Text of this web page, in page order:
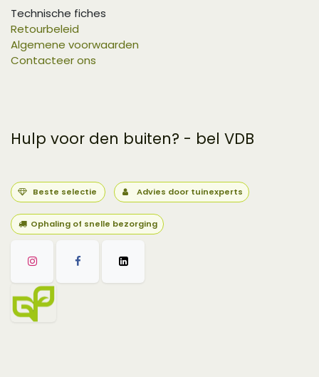
Technische fiches
Retourbeleid
Algemene voorwaarden
Contacteer ons
Hulp voor den buiten? - bel VDB
Beste selectie Advies door tuinexperts
Ophaling of snelle bezorging